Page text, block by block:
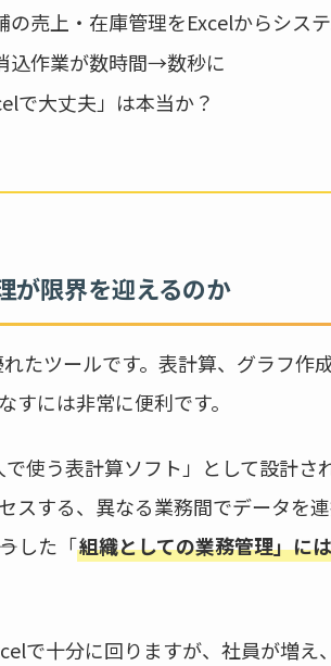
売上・在庫管理をExcelからシス
込作業が数時間→数秒に
で大丈夫」は本当か？
が限界を迎えるのか
たツールです。表計算、グラフ作
すには非常に便利です。
使う表計算ソフト」として設計さ
スする、異なる業務間でデータを
した「組織としての業務管理」に
で十分に回りますが、社員が増え